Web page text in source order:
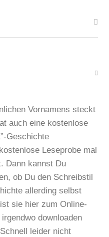
Vornamens steckt
auch eine kostenlose
Geschichte
Leseprobe mal
Dann kannst Du
ob Du den Schreibstil
allerding selbst
sie hier zum Online-
downloaden
leider nicht